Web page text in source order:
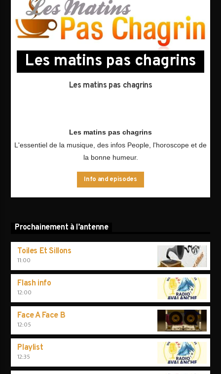
Les matins pas chagrins
Les matins pas chagrins
Les matins pas chagrins
L'essentiel de la musique, des infos People, l'horoscope et de
la bonne humeur.
Info and episodes
Prochainement à l’antenne
Toiles Et Sillons
11:00
Flash info
12:00
Face A Face B
12:05
Playlist
12:35